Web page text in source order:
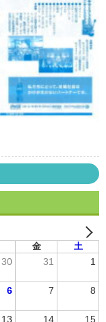
金 土
30 31 1
6 7 8
13 14 15